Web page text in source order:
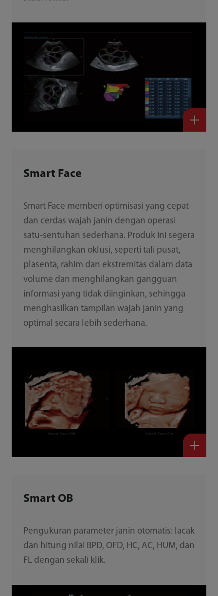
Smart Face
Smart Face memberi optimisasi yang cepat
dan cerdas wajah janin dengan operasi
satu-sentuhan sederhana. Produk ini segera
menghilangkan oklusi, seperti tali pusat,
plasenta, rahim dan ekstremitas dalam data
volume dan menghilangkan gangguan
informasi yang tidak diinginkan, sehingga
menghasilkan tampilan wajah janin yang
optimal secara lebih sederhana.
Smart OB
Pengukuran parameter janin otomatis: lacak
dan hitung nilai BPD, OFD, HC, AC, HUM, dan
FL dengan sekali klik.